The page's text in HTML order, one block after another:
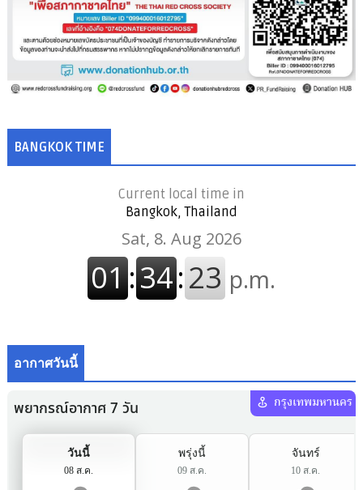
BANGKOK TIME
Current local time in
Bangkok, Thailand
อากาศวันนี้